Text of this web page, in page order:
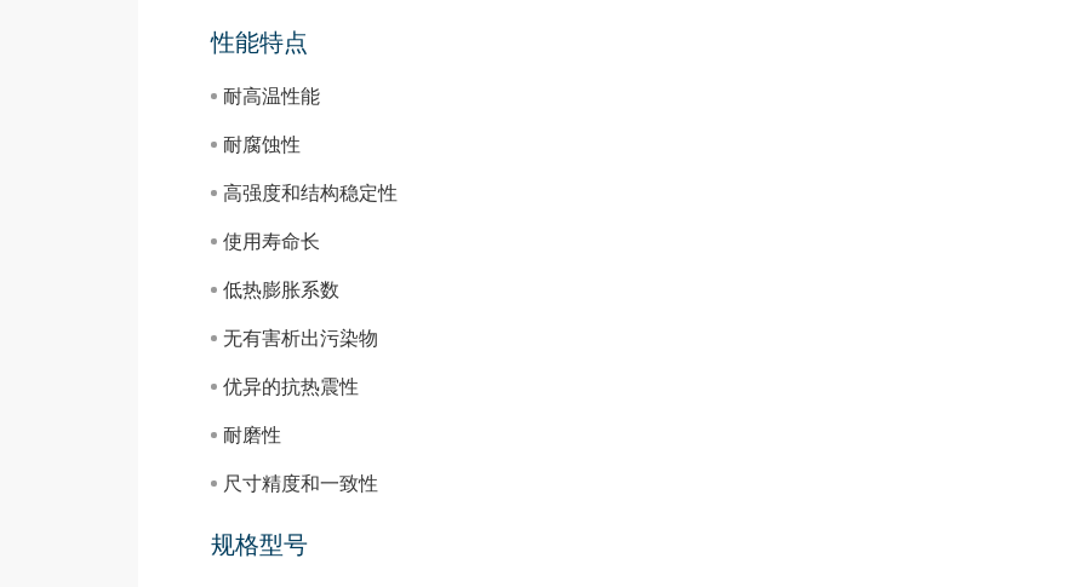
性能特点
耐高温性能
耐腐蚀性
高强度和结构稳定性
使用寿命长
低热膨胀系数
无有害析出污染物
优异的抗热震性
耐磨性
尺寸精度和一致性
规格型号